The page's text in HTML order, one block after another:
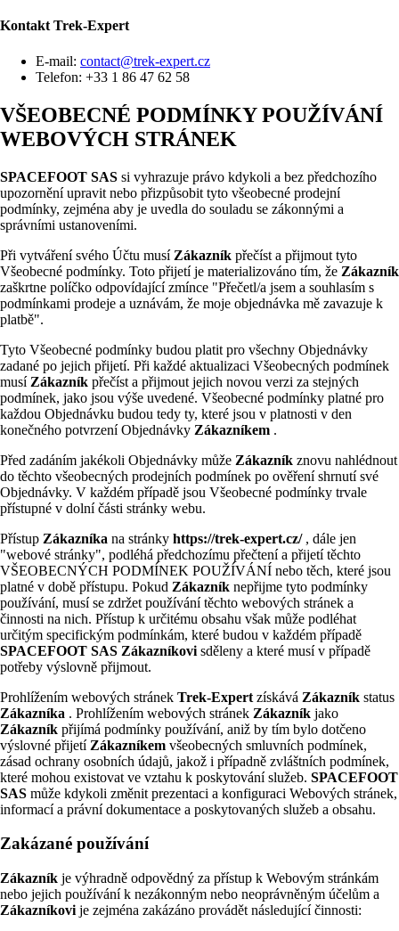
KontaktTrek-Expert
E-mail: contact@trek-expert.cz
Telefon: +33 1 86 47 62 58
VŠEOBECNÉ PODMÍNKY POUŽÍVÁNÍ
WEBOVÝCH STRÁNEK
SPACEFOOT SAS si vyhrazuje právo kdykoli a bez předchozího
upozornění upravit nebo přizpůsobit tyto všeobecné prodejní
podmínky, zejména aby je uvedla do souladu se zákonnými a
správními ustanoveními.
Při vytváření svého Účtu musí Zákazník přečíst a přijmout tyto
Všeobecné podmínky. Toto přijetí je materializováno tím, že Zákazník
zaškrtne políčko odpovídající zmínce "Přečetl/a jsem a souhlasím s
podmínkami prodeje a uznávám, že moje objednávka mě zavazuje k
platbě".
Tyto Všeobecné podmínky budou platit pro všechny Objednávky
zadané po jejich přijetí. Při každé aktualizaci Všeobecných podmínek
musí Zákazník přečíst a přijmout jejich novou verzi za stejných
podmínek, jako jsou výše uvedené. Všeobecné podmínky platné pro
každou Objednávku budou tedy ty, které jsou v platnosti v den
konečného potvrzení Objednávky Zákazníkem .
Před zadáním jakékoli Objednávky může Zákazník znovu nahlédnout
do těchto všeobecných prodejních podmínek po ověření shrnutí své
Objednávky. V každém případě jsou Všeobecné podmínky trvale
přístupné v dolní části stránky webu.
Přístup Zákazníka na stránky https://trek-expert.cz/ , dále jen
"webové stránky", podléhá předchozímu přečtení a přijetí těchto
VŠEOBECNÝCH PODMÍNEK POUŽÍVÁNÍ nebo těch, které jsou
platné v době přístupu. Pokud Zákazník nepřijme tyto podmínky
používání, musí se zdržet používání těchto webových stránek a
činnosti na nich. Přístup k určitému obsahu však může podléhat
určitým specifickým podmínkám, které budou v každém případě
SPACEFOOT SAS Zákazníkovi sděleny a které musí v případě
potřeby výslovně přijmout.
Prohlížením webových stránek Trek-Expert získává Zákazník status
Zákazníka . Prohlížením webových stránek Zákazník jako
Zákazník přijímá podmínky používání, aniž by tím bylo dotčeno
výslovné přijetí Zákazníkem všeobecných smluvních podmínek,
zásad ochrany osobních údajů, jakož i případně zvláštních podmínek,
které mohou existovat ve vztahu k poskytování služeb. SPACEFOOT
SAS může kdykoli změnit prezentaci a konfiguraci Webových stránek,
informací a právní dokumentace a poskytovaných služeb a obsahu.
Zakázané používání
Zákazník je výhradně odpovědný za přístup k Webovým stránkám
nebo jejich používání k nezákonným nebo neoprávněným účelům a
Zákazníkovi je zejména zakázáno provádět následující činnosti: